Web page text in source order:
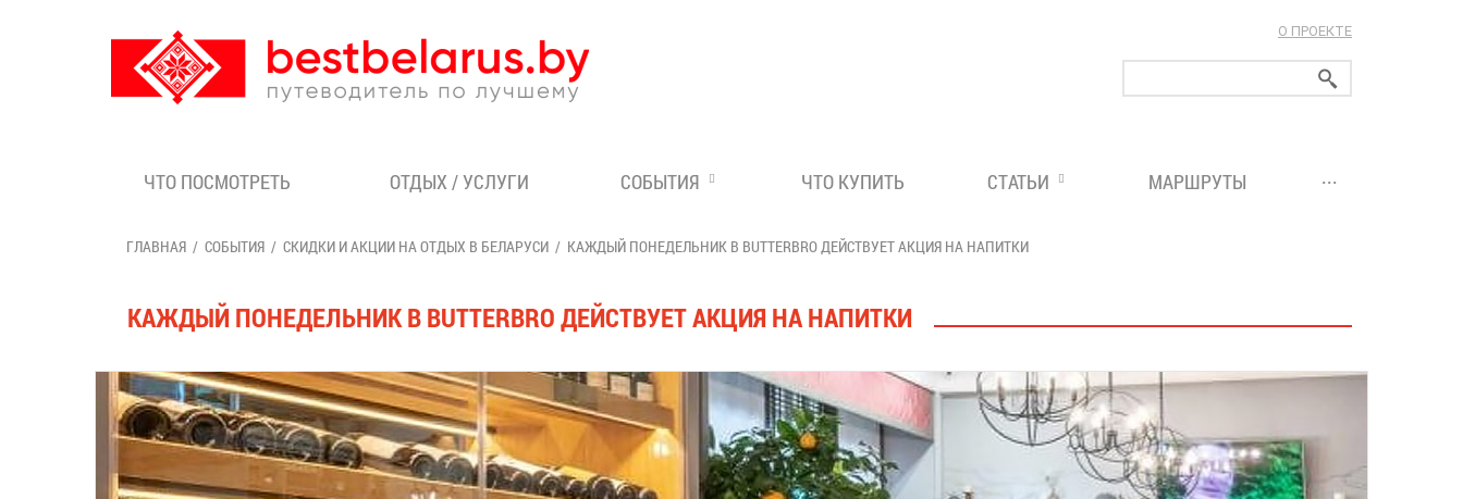
О ПРОЕКТЕ
ЧТО ПОСМОТРЕТЬ ОТДЫХ / УСЛУГИ СОБЫТИЯ ЧТО КУПИТЬ СТАТЬИ МАРШРУТЫ ...
ГЛАВНАЯ СОБЫТИЯ СКИДКИ И АКЦИИ НА ОТДЫХ В БЕЛАРУСИ КАЖДЫЙ ПОНЕДЕЛЬНИК В BUTTERBRO ДЕЙСТВУЕТ АКЦИЯ НА НАПИТКИ
КАЖДЫЙ ПОНЕДЕЛЬНИК В BUTTERBRO ДЕЙСТВУЕТ АКЦИЯ НА НАПИТКИ